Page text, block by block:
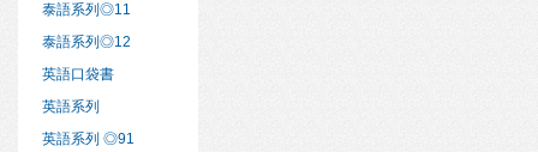
泰語系列◎11
泰語系列◎12
英語口袋書
英語系列
英語系列 ◎91